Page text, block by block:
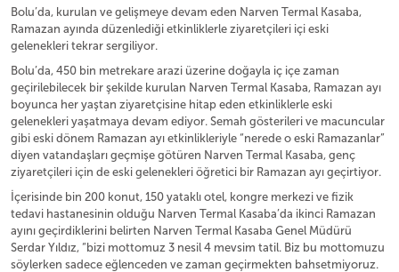
Bolu’da, kurulan ve gelişmeye devam eden Narven Termal Kasaba,
Ramazan ayında düzenlediği etkinliklerle ziyaretçileri içi eski
gelenekleri tekrar sergiliyor.
Bolu’da, 450 bin metrekare arazi üzerine doğayla iç içe zaman
geçirilebilecek bir şekilde kurulan Narven Termal Kasaba, Ramazan ayı
boyunca her yaştan ziyaretçisine hitap eden etkinliklerle eski
gelenekleri yaşatmaya devam ediyor. Semah gösterileri ve macuncular
gibi eski dönem Ramazan ayı etkinlikleriyle “nerede o eski Ramazanlar”
diyen vatandaşları geçmişe götüren Narven Termal Kasaba, genç
ziyaretçileri için de eski gelenekleri öğretici bir Ramazan ayı geçirtiyor.
İçerisinde bin 200 konut, 150 yataklı otel, kongre merkezi ve fizik
tedavi hastanesinin olduğu Narven Termal Kasaba’da ikinci Ramazan
ayını geçirdiklerini belirten Narven Termal Kasaba Genel Müdürü
Serdar Yıldız, “bizi mottomuz 3 nesil 4 mevsim tatil. Biz bu mottomuzu
söylerken sadece eğlenceden ve zaman geçirmekten bahsetmiyoruz.